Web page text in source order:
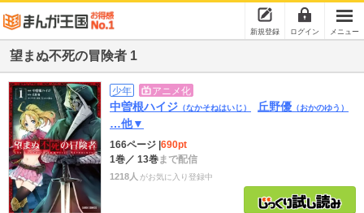
新規登録 ログイン メニュー
望まぬ不死の冒険者 1
少年 アニメ化
中曽根ハイジ （なかそねはいじ） 丘野優 （おかのゆう）
…他▼
166ページ 690pt
1巻／ 13巻まで配信
1218人 がお気に入り登録中